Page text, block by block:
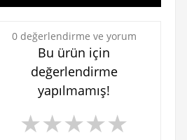
0 değerlendirme ve yorum
Bu ürün için
değerlendirme
yapılmamış!
★★★★★